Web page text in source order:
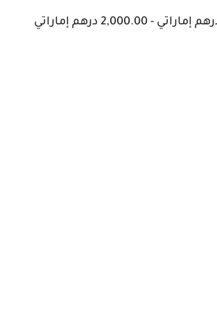
الأجر: 1,800.00 درهم إماراتي - 2,000.00 درهم إماراتي